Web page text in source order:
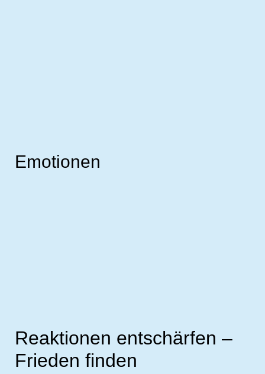
Emotionen
Reaktionen entschärfen –
Frieden finden